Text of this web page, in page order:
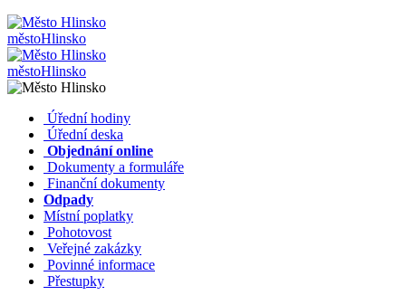
městoHlinsko
městoHlinsko
Úřední hodiny
Úřední deska
Objednání online
Dokumenty a formuláře
Finanční dokumenty
Odpady
Místní poplatky
Pohotovost
Veřejné zakázky
Povinné informace
Přestupky